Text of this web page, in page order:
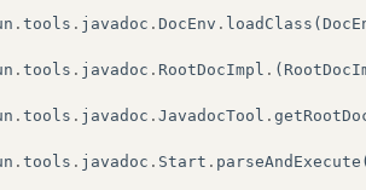
. tools . javadoc . DocEnv . loadClass (
. tools . javadoc . RootDocImpl . (
. tools . javadoc . JavadocTool .
. tools . javadoc . Start . parseAndExecute